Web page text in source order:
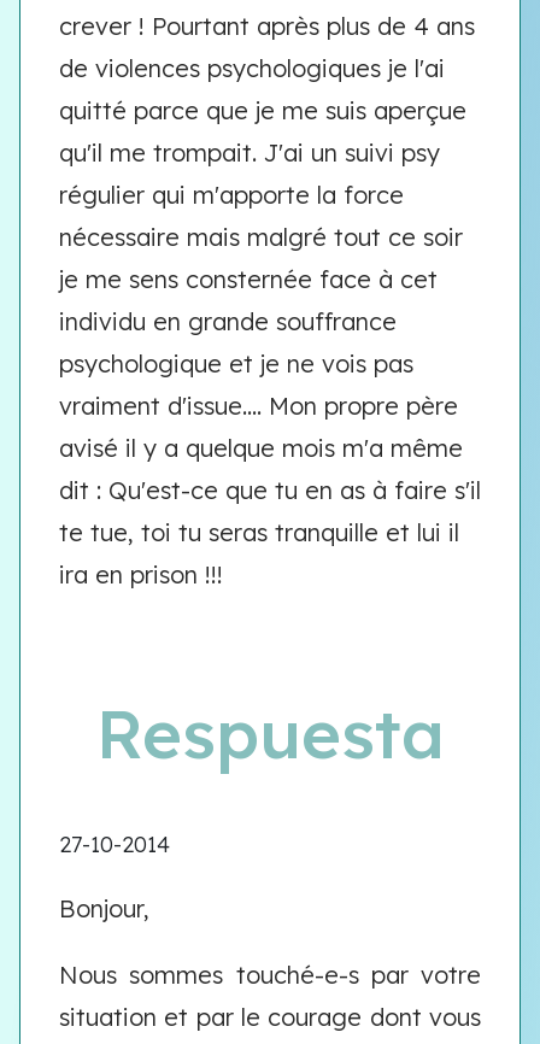
crever ! Pourtant après plus de 4 ans
de violences psychologiques je l'ai
quitté parce que je me suis aperçue
qu'il me trompait. J'ai un suivi psy
régulier qui m'apporte la force
nécessaire mais malgré tout ce soir
je me sens consternée face à cet
individu en grande souffrance
psychologique et je ne vois pas
vraiment d'issue.... Mon propre père
avisé il y a quelque mois m'a même
dit : Qu'est-ce que tu en as à faire s'il
te tue, toi tu seras tranquille et lui il
ira en prison !!!
Respuesta
27-10-2014
Bonjour,
Nous sommes touché-e-s par votre
situation et par le courage dont vous